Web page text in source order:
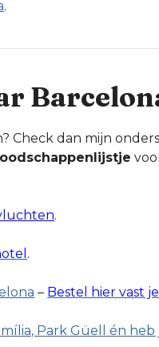
.
Check dan mijn
.
.
– Bestel hier vast
Park Güell én